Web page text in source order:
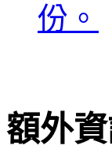
份。
額外